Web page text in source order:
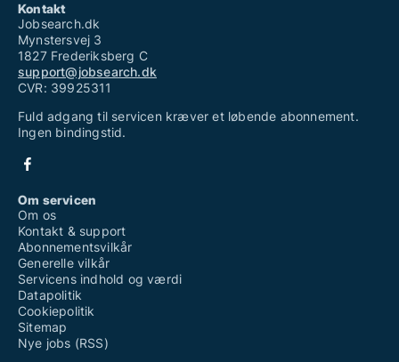
Kontakt
Jobsearch.dk
Mynstersvej 3
1827 Frederiksberg C
support@jobsearch.dk
CVR: 39925311
Fuld adgang til servicen kræver et løbende abonnement.
Ingen bindingstid.
Om servicen
Om os
Kontakt & support
Abonnementsvilkår
Generelle vilkår
Servicens indhold og værdi
Datapolitik
Cookiepolitik
Sitemap
Nye jobs (RSS)